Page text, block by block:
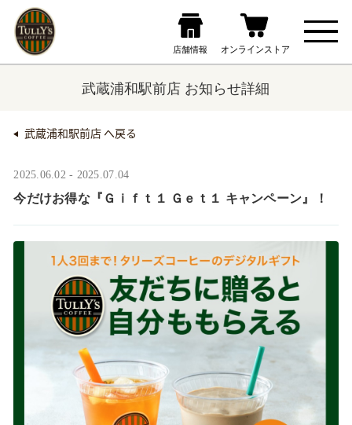
武蔵浦和駅前店 お知らせ詳細
武蔵浦和駅前店 へ戻る
2025.06.02 - 2025.07.04
今だけお得な『Ｇｉｆｔ１ Ｇｅｔ１ キャンペーン』！